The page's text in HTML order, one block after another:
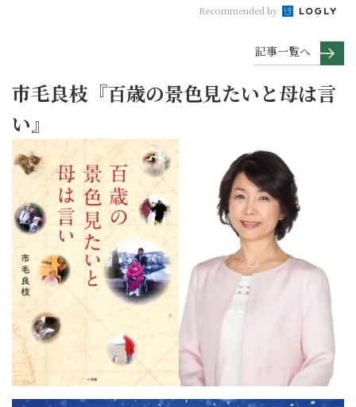
Recommended by
記事一覧へ
市毛良枝『百歳の景色見たいと母は言
い』